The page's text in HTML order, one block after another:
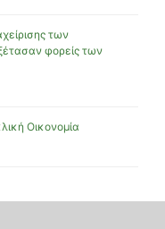
των
φορείς των
Οικονομία